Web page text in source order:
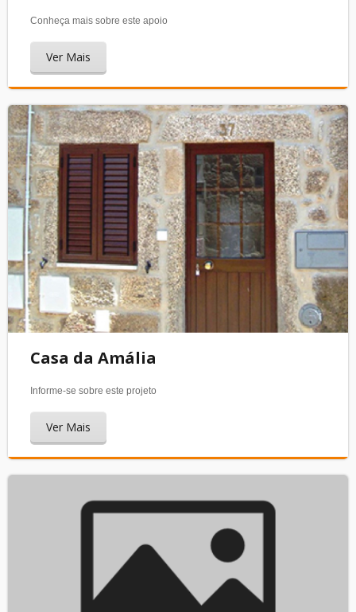
Conheça mais sobre este apoio
Ver Mais
Casa da Amália
Informe-se sobre este projeto
Ver Mais